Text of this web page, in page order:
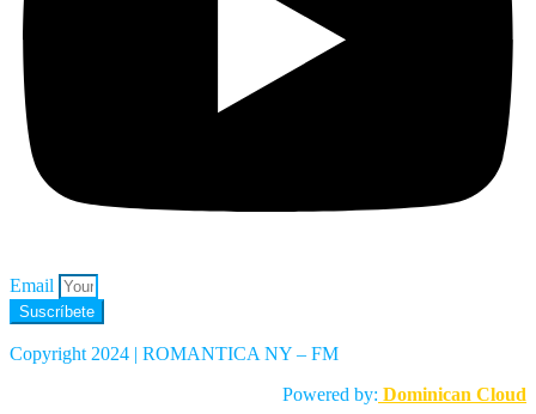
Email
Suscríbete
Copyright 2024 | ROMANTICA NY – FM
Powered by: Dominican Cloud